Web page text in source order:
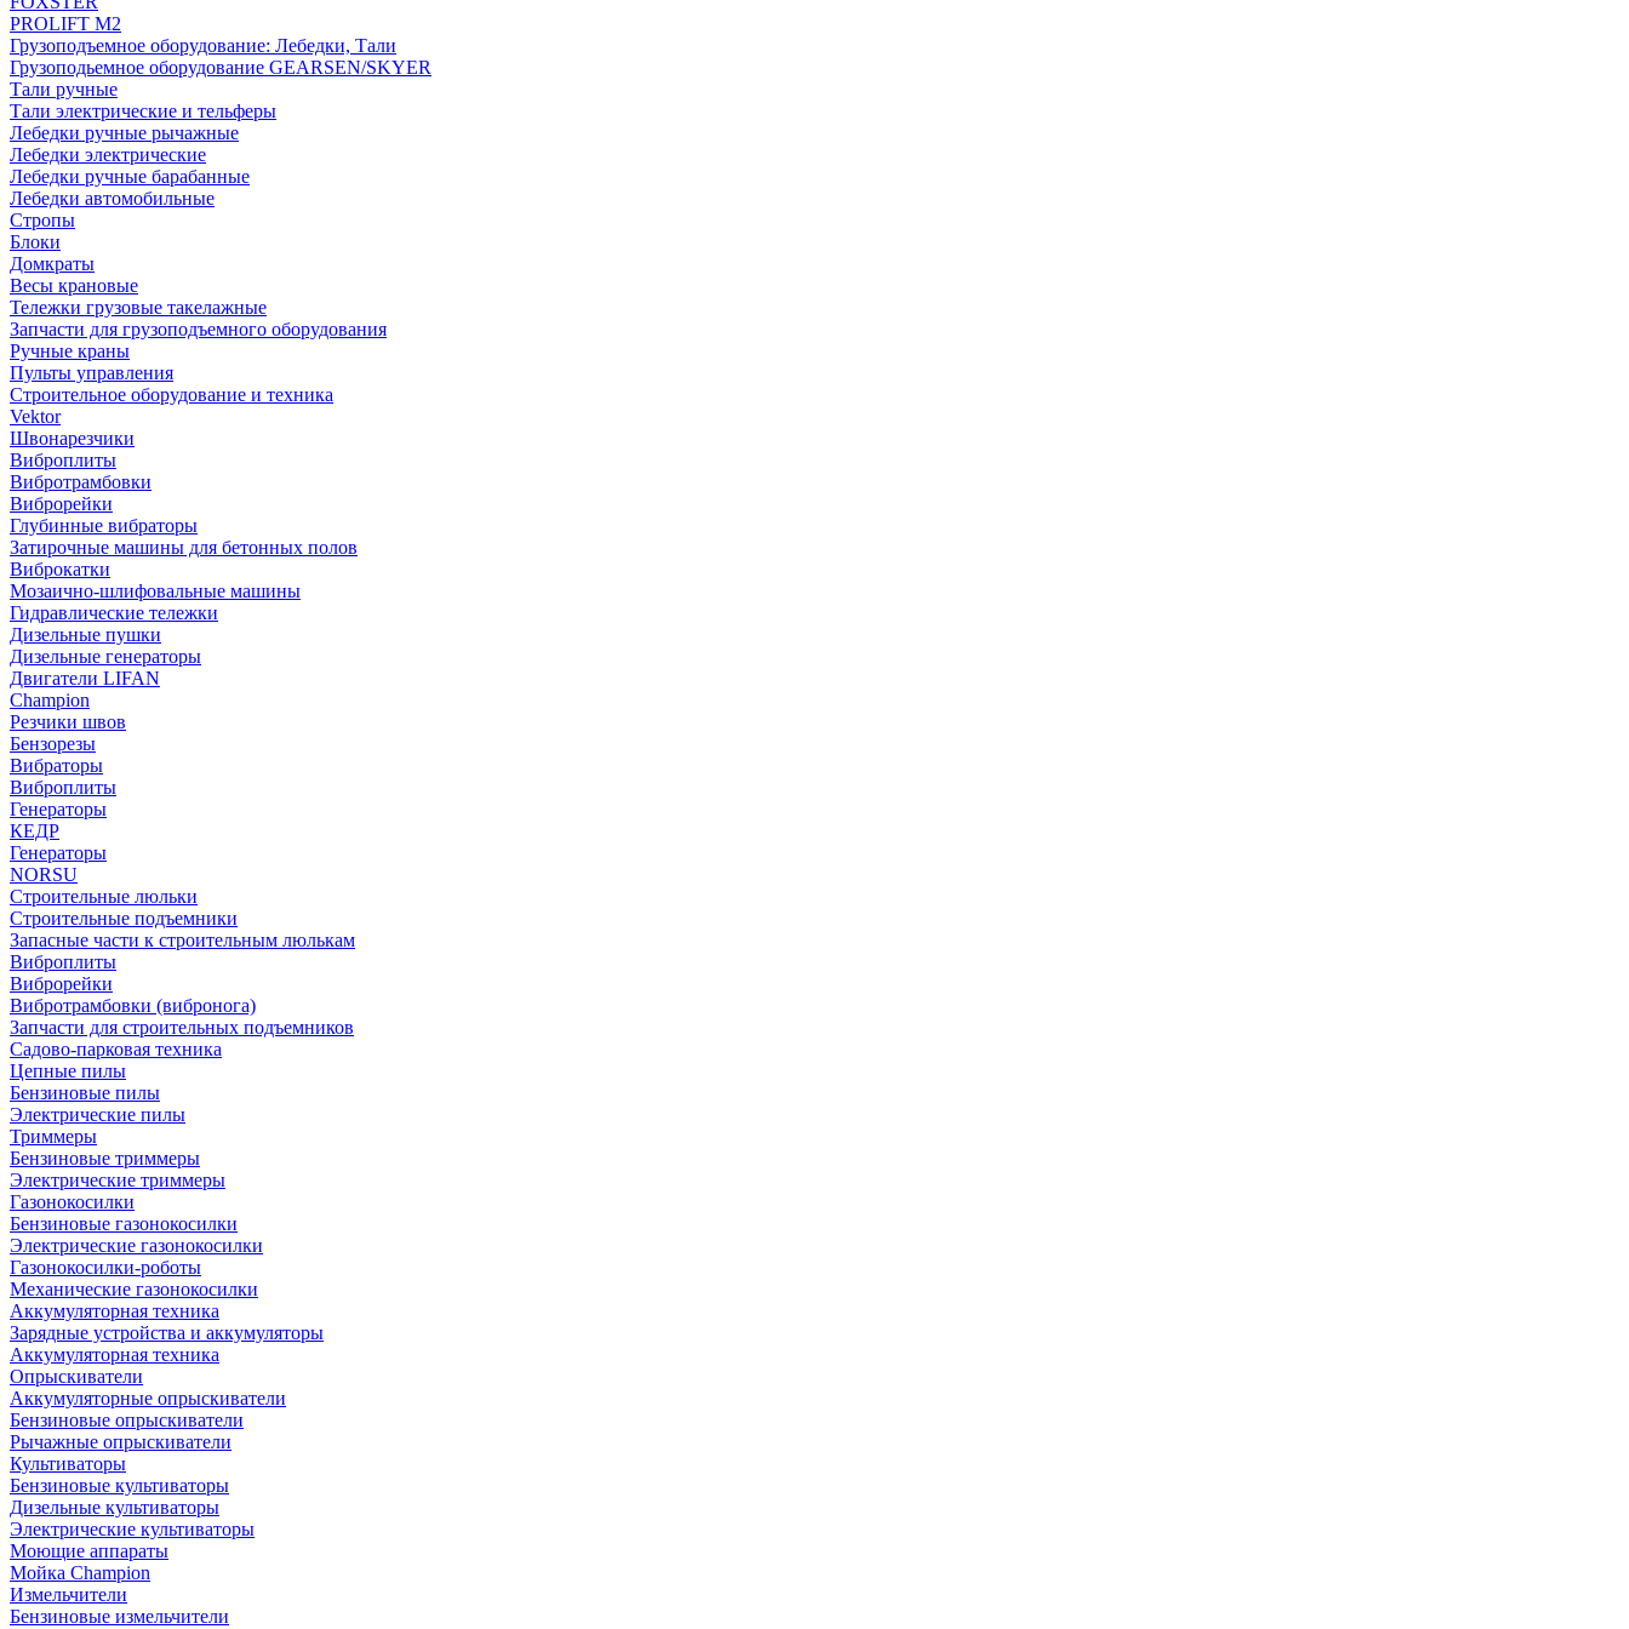
PROLIFT M2
Грузоподъемное оборудование: Лебедки, Тали
Грузоподьемное оборудование GEARSEN/SKYER
Тали ручные
Тали электрические и тельферы
Лебедки ручные рычажные
Лебедки электрические
Лебедки ручные барабанные
Лебедки автомобильные
Стропы
Блоки
Домкраты
Весы крановые
Тележки грузовые такелажные
Запчасти для грузоподъемного оборудования
Ручные краны
Пульты управления
Строительное оборудование и техника
Vektor
Швонарезчики
Виброплиты
Вибротрамбовки
Виброрейки
Глубинные вибраторы
Затирочные машины для бетонных полов
Виброкатки
Мозаично-шлифовальные машины
Гидравлические тележки
Дизельные пушки
Дизельные генераторы
Двигатели LIFAN
Champion
Резчики швов
Бензорезы
Вибраторы
Виброплиты
Генераторы
КЕДР
Генераторы
NORSU
Строительные люльки
Строительные подъемники
Запасные части к строительным люлькам
Виброплиты
Виброрейки
Вибротрамбовки (вибронога)
Запчасти для строительных подъемников
Садово-парковая техника
Цепные пилы
Бензиновые пилы
Электрические пилы
Триммеры
Бензиновые триммеры
Электрические триммеры
Газонокосилки
Бензиновые газонокосилки
Электрические газонокосилки
Газонокосилки-роботы
Механические газонокосилки
Аккумуляторная техника
Зарядные устройства и аккумуляторы
Аккумуляторная техника
Опрыскиватели
Аккумуляторные опрыскиватели
Бензиновые опрыскиватели
Рычажные опрыскиватели
Культиваторы
Бензиновые культиваторы
Дизельные культиваторы
Электрические культиваторы
Моющие аппараты
Мойка Champion
Измельчители
Бензиновые измельчители